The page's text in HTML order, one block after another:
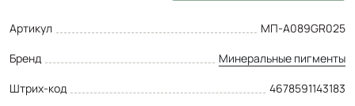
Артикул
МП-A089GR025
Бренд
Минеральные пигменты
Штрих-код
4678591143183